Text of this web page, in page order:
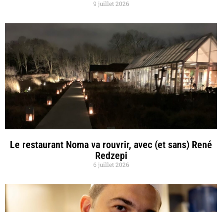
9 juillet 2026
Le restaurant Noma va rouvrir, avec (et sans) René
Redzepi
6 juillet 2026